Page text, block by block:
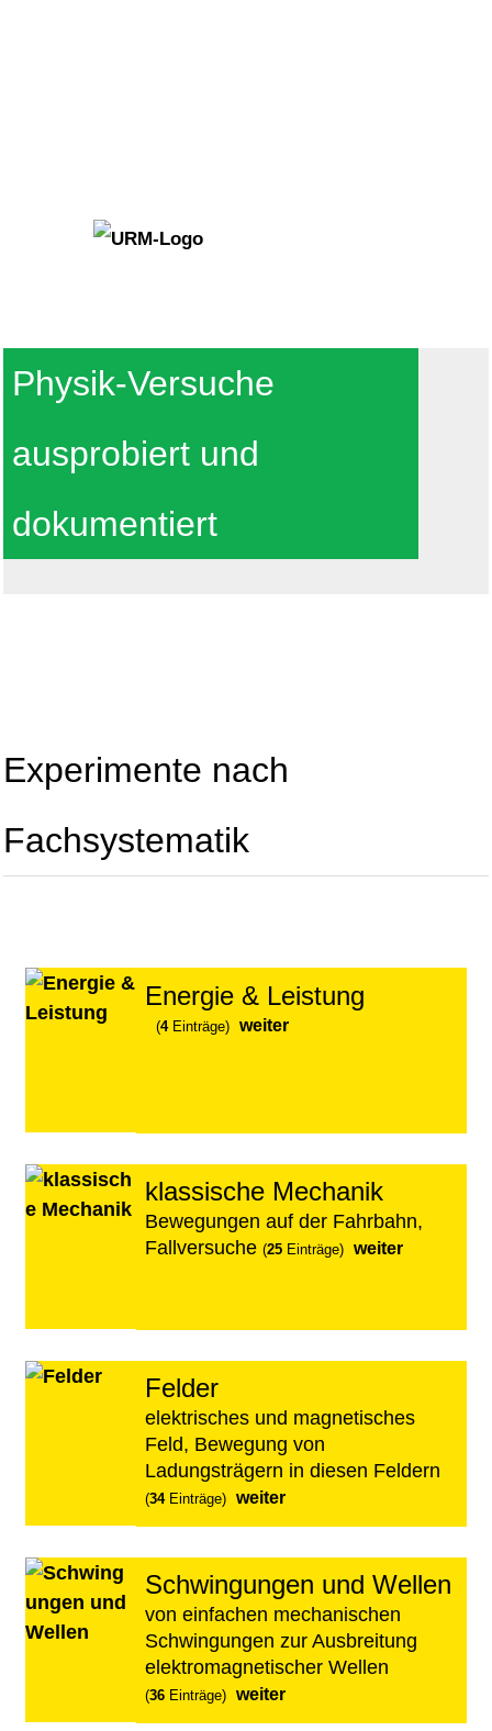
Physik-Versuche
ausprobiert und
dokumentiert
Experimente nach
Fachsystematik
Energie & Leistung
(4Einträge) weiter
klassische Mechanik
Bewegungen auf der Fahrbahn,
Fallversuche (25Einträge) weiter
Felder
elektrisches und magnetisches
Feld, Bewegung von
Ladungsträgern in diesen Feldern
(34Einträge) weiter
Schwingungen und Wellen
von einfachen mechanischen
Schwingungen zur Ausbreitung
elektromagnetischer Wellen
(36Einträge) weiter